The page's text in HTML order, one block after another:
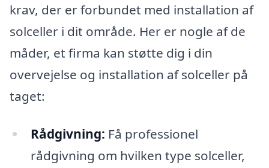
krav, der er forbundet med installation af
solceller i dit område. Her er nogle af de
måder, et firma kan støtte dig i din
overvejelse og installation af solceller på
taget:
Rådgivning: Få professionel
rådgivning om hvilken type solceller,